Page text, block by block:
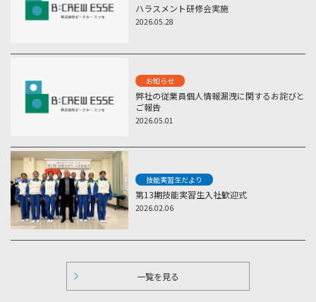
ハラスメント研修会実施
2026.05.28
お知らせ
弊社の従業員個人情報漏洩に関するお詫びと
ご報告
2026.05.01
技能実習生だより
第13期技能実習生入社歓迎式
2026.02.06
一覧を見る